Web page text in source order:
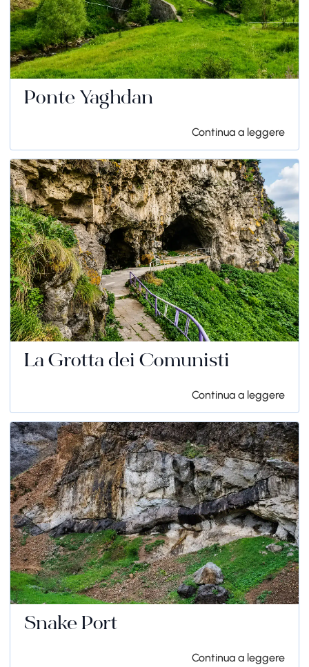
Ponte Yaghdan
Continua a leggere
La Grotta dei Comunisti
Continua a leggere
Snake Port
Continua a leggere